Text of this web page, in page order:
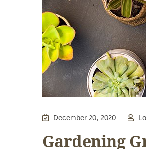
December 20, 2020
Gardening